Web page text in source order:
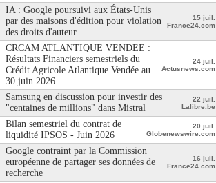
IA : Google poursuivi aux États-Unis
par des maisons d'édition pour violation
des droits d'auteur
15 juil.
France24.com
CRCAM ATLANTIQUE VENDEE :
Résultats Financiers semestriels du
Crédit Agricole Atlantique Vendée au
30 juin 2026
24 juil.
Actusnews.com
Samsung en discussion pour investir des
"centaines de millions" dans Mistral
22 juil.
Lalibre.be
Bilan semestriel du contrat de
liquidité IPSOS - Juin 2026
20 juil.
Globenewswire.com
Google contraint par la Commission
européenne de partager ses données de
recherche
16 juil.
France24.com